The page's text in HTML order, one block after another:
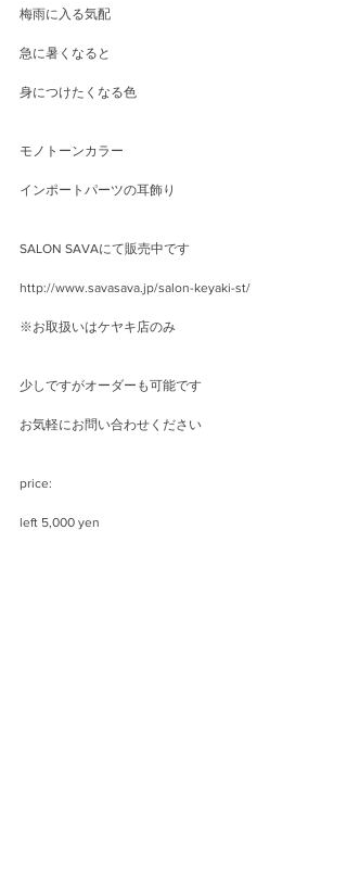
梅雨に入る気配
急に暑くなると
身につけたくなる色
モノトーンカラー
インポートパーツの耳飾り
SALON SAVAにて販売中です
http://www.savasava.jp/salon-keyaki-st/
※お取扱いはケヤキ店のみ
少しですがオーダーも可能です
お気軽にお問い合わせください
price:
left 5,000 yen